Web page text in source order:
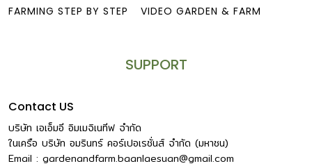
FARMING STEP BY STEP
VIDEO GARDEN & FARM
SUPPORT
Contact US
บริษัท เอเอ็มอี อิมเมจิเนทีฟ จำกัด
ในเครือ บริษัท อมรินทร์ คอร์เปอเรชั่นส์ จำกัด (มหาชน)
Email : gardenandfarm.baanlaesuan@gmail.com